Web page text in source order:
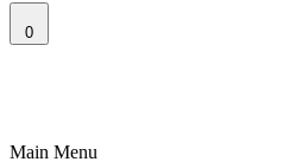
0
Main Menu